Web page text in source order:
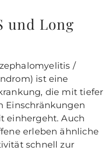
und Long
/
ist eine
die mit tiefer
Einschränkungen
einhergeht. Auch
erleben ähnliche
schnell zur